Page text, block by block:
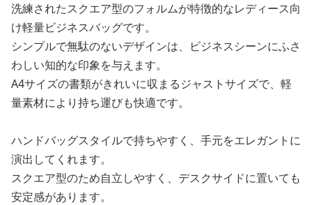
洗練されたスクエア型のフォルムが特徴的なレディース向
け軽量ビジネスバッグです。
シンプルで無駄のないデザインは、ビジネスシーンにふさ
わしい知的な印象を与えます。
A4サイズの書類がきれいに収まるジャストサイズで、軽
量素材により持ち運びも快適です。
ハンドバッグスタイルで持ちやすく、手元をエレガントに
演出してくれます。
スクエア型のため自立しやすく、デスクサイドに置いても
安定感があります。